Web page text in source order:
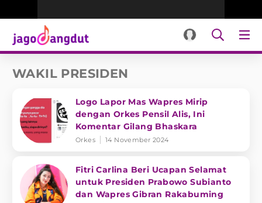
WAKIL PRESIDEN
Logo Lapor Mas Wapres Mirip
dengan Orkes Pensil Alis, Ini
Komentar Gilang Bhaskara
Orkes 14 November 2024
Fitri Carlina Beri Ucapan Selamat
untuk Presiden Prabowo Subianto
dan Wapres Gibran Rakabuming